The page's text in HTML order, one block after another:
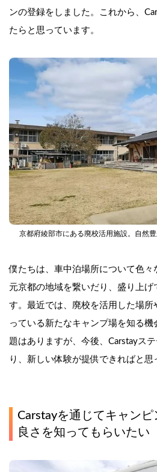
ンの登録をしました。これから、
たらと思っています。
京都府綾部市にある廃校活用施設。自然
僕たちは、車中泊場所について色
元京都の地域を繋いだり、盛り上げ
す。最近では、廃校を活用した場
っている新たなキャンプ場を知る
題はありますが、今後、Carstayス
り、新しい体験が提供できればと思
Carstayを通じてキャン
良さを知ってもらいたい